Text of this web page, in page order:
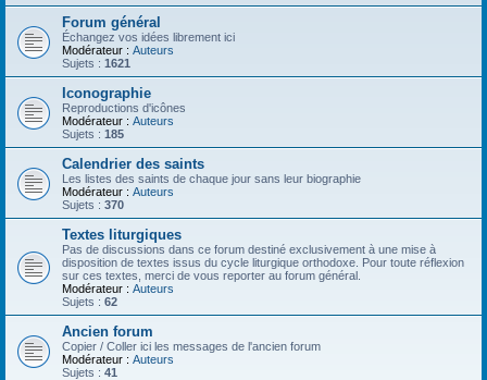
Forum général
Échangez vos idées librement ici
Modérateur : Auteurs
Sujets : 1621
Iconographie
Reproductions d'icônes
Modérateur : Auteurs
Sujets : 185
Calendrier des saints
Les listes des saints de chaque jour sans leur biographie
Modérateur : Auteurs
Sujets : 370
Textes liturgiques
Pas de discussions dans ce forum destiné exclusivement à une mise à
disposition de textes issus du cycle liturgique orthodoxe. Pour toute réflexion
sur ces textes, merci de vous reporter au forum général.
Modérateur : Auteurs
Sujets : 62
Ancien forum
Copier / Coller ici les messages de l'ancien forum
Modérateur : Auteurs
Sujets : 41